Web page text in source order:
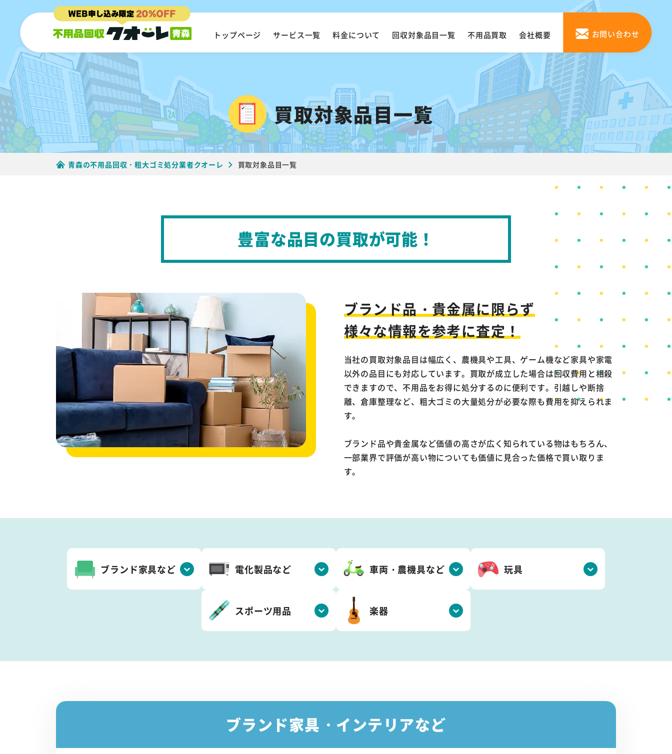
トップページ サービス一覧 料金について 回収対象品目一覧 不用品買取 会社概要 お問い合わせ
買取対象品目一覧
青森の不用品回収・粗大ゴミ処分業者クオーレ 買取対象品目一覧
豊富な品目の買取が可能！
ブランド品・貴金属に限らず
様々な情報を参考に査定！
当社の買取対象品目は幅広く、農機具や工具、ゲーム機など家具や家電
以外の品目にも対応しています。買取が成立した場合は回収費用と相殺
できますので、不用品をお得に処分するのに便利です。引越しや断捨
離、倉庫整理など、粗大ゴミの大量処分が必要な際も費用を抑えられま
す。
ブランド品や貴金属など価値の高さが広く知られている物はもちろん、
一部業界で評価が高い物についても価値に見合った価格で買い取りま
す。
ブランド家具など 電化製品など 車両・農機具など 玩具
スポーツ用品 楽器
ブランド家具・インテリアなど